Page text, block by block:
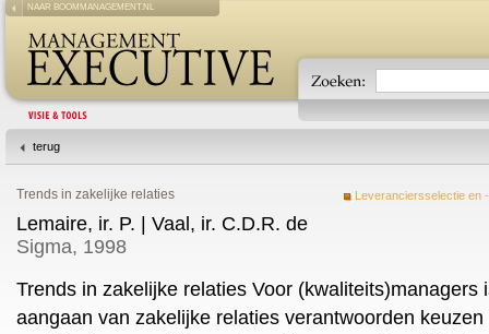
NAAR BOOMMANAGEMENT.NL
terug
Leveranciersselectie en
Trends in zakelijke relaties
Lemaire, ir. P. | Vaal, ir. C.D.R. de
Sigma, 1998
Trends in zakelijke relaties Voor (kwaliteits)managers
aangaan van zakelijke relaties verantwoorden